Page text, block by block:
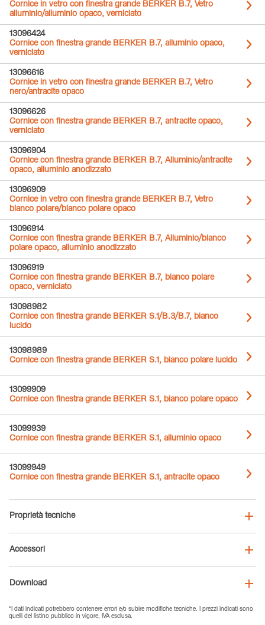
Cornice in vetro con finestra grande BERKER B.7, Vetro
alluminio/alluminio opaco, verniciato
13096424
Cornice con finestra grande BERKER B.7, alluminio opaco,
verniciato
13096616
Cornice in vetro con finestra grande BERKER B.7, Vetro
nero/antracite opaco
13096626
Cornice con finestra grande BERKER B.7, antracite opaco,
verniciato
13096904
Cornice con finestra grande BERKER B.7, Alluminio/antracite
opaco, alluminio anodizzato
13096909
Cornice in vetro con finestra grande BERKER B.7, Vetro
bianco polare/bianco polare opaco
13096914
Cornice con finestra grande BERKER B.7, Alluminio/bianco
polare opaco, alluminio anodizzato
13096919
Cornice con finestra grande BERKER B.7, bianco polare
opaco, verniciato
13098982
Cornice con finestra grande BERKER S.1/B.3/B.7, bianco
lucido
13098989
Cornice con finestra grande BERKER S.1, bianco polare lucido
13099909
Cornice con finestra grande BERKER S.1, bianco polare opaco
13099939
Cornice con finestra grande BERKER S.1, alluminio opaco
13099949
Cornice con finestra grande BERKER S.1, antracite opaco
Proprietà tecniche
Accessori
Download
*I dati indicati potrebbero contenere errori e/o subire modifiche tecniche. I prezzi indicati sono
quelli del listino pubblico in vigore, IVA esclusa.